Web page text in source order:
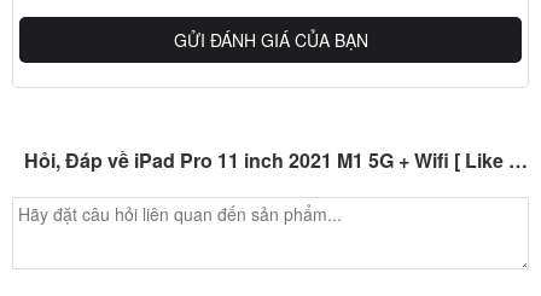
tính dành cho Apple Pencil nằm ở hai bên hông cũng như cổng
USB-C nằm ở cạnh bên dưới để sạc.
Cụm camera 12MP mang lại hình ảnh chất lượng
cacmera góc siêu rộng 12MP với góc chụp 122 độ. Bên cạnh là
camera siêu rộng 10MP cuối cùng là máy quét LiDAR. Camera
trước trên máy với khẩu độ 12MP, hỗ trợ góc chụp lên đến 122 độ.
Cụm camera 12MP mang lại hình ảnh chất lượng
GỬI ĐÁNH GIÁ CỦA BẠN
Hỏi, Đáp về iPad Pro 11 inch 2021 M1 5G + Wifi [ Like New 99% ]